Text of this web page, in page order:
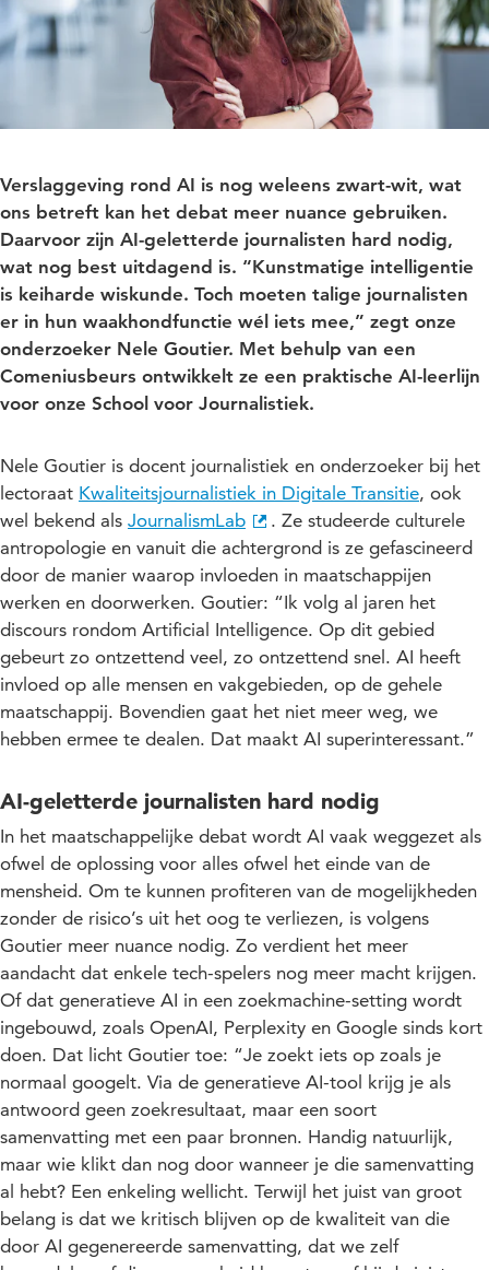
Verslaggeving rond AI is nog weleens zwart-wit, wat
ons betreft kan het debat meer nuance gebruiken.
Daarvoor zijn AI-geletterde journalisten hard nodig,
wat nog best uitdagend is. “Kunstmatige intelligentie
is keiharde wiskunde. Toch moeten talige journalisten
er in hun waakhondfunctie wél iets mee,” zegt onze
onderzoeker Nele Goutier. Met behulp van een
Comeniusbeurs ontwikkelt ze een praktische AI-leerlijn
voor onze School voor Journalistiek.
Nele Goutier is docent journalistiek en onderzoeker bij het
lectoraat Kwaliteitsjournalistiek in Digitale Transitie, ook
wel bekend als JournalismLab
. Ze studeerde culturele
antropologie en vanuit die achtergrond is ze gefascineerd
door de manier waarop invloeden in maatschappijen
werken en doorwerken. Goutier: “Ik volg al jaren het
discours rondom Artificial Intelligence. Op dit gebied
gebeurt zo ontzettend veel, zo ontzettend snel. AI heeft
invloed op alle mensen en vakgebieden, op de gehele
maatschappij. Bovendien gaat het niet meer weg, we
hebben ermee te dealen. Dat maakt AI superinteressant.”
AI-geletterde journalisten hard nodig
In het maatschappelijke debat wordt AI vaak weggezet als
ofwel de oplossing voor alles ofwel het einde van de
mensheid. Om te kunnen profiteren van de mogelijkheden
zonder de risico’s uit het oog te verliezen, is volgens
Goutier meer nuance nodig. Zo verdient het meer
aandacht dat enkele tech-spelers nog meer macht krijgen.
Of dat generatieve AI in een zoekmachine-setting wordt
ingebouwd, zoals OpenAI, Perplexity en Google sinds kort
doen. Dat licht Goutier toe: “Je zoekt iets op zoals je
normaal googelt. Via de generatieve AI-tool krijg je als
antwoord geen zoekresultaat, maar een soort
samenvatting met een paar bronnen. Handig natuurlijk,
maar wie klikt dan nog door wanneer je die samenvatting
al hebt? Een enkeling wellicht. Terwijl het juist van groot
belang is dat we kritisch blijven op de kwaliteit van die
door AI gegenereerde samenvatting, dat we zelf